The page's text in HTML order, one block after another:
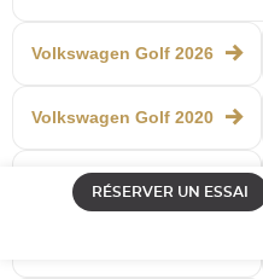
RÉSERVER UN ESSAI
Volkswagen Golf 2026
Volkswagen Golf 2020
Volkswagen Golf 2019